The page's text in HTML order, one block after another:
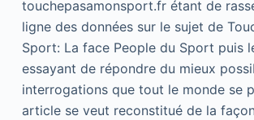
touchepasamonsport.fr étant de
ligne des données sur le sujet de
Sport: La face People du Sport puis
essayant de répondre du mieux
interrogations que tout le monde se
article se veut reconstitué de la